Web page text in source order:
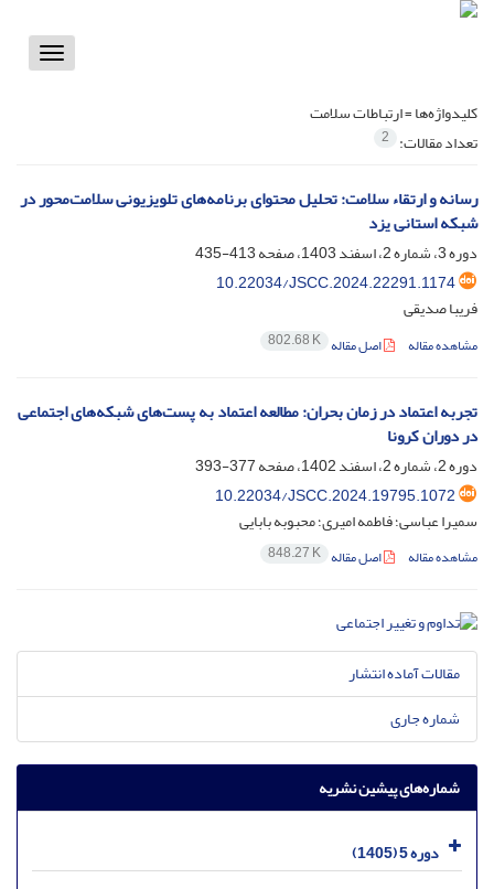
Toggle
کلیدواژه‌ها =ارتباطات سلامت
تعداد مقالات: 2
رسانه و ارتقاء سلامت: تحلیل محتوای برنامه‌های تلویزیونی سلامت‌محور در
شبکه استانی یزد
دوره 3، شماره 2، اسفند 1403، صفحه
413-435
10.22034/JSCC.2024.22291.1174
فریبا صدیقی
مشاهده مقاله اصل مقاله 802.68 K
تجربه اعتماد در زمان بحران: مطالعه اعتماد به پست‌های شبکه‌های اجتماعی
در دوران کرونا
دوره 2، شماره 2، اسفند 1402، صفحه
377-393
10.22034/JSCC.2024.19795.1072
سمیرا عباسی؛ فاطمه امیری؛ محبوبه بابایی
مشاهده مقاله اصل مقاله 848.27 K
مقالات آماده انتشار
شماره جاری
شماره‌های پیشین نشریه
دوره 5 (1405)